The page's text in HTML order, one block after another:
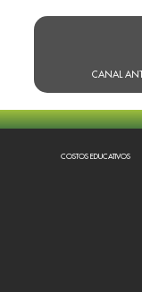
CANAL
COSTOS EDUCATIVOS